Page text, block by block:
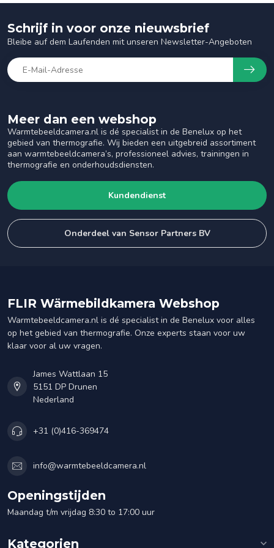
Meer dan een webshop
Warmtebeeldcamera.nl is dé specialist in de Benelux op het
gebied van thermografie. Wij bieden een uitgebreid assortiment
aan warmtebeeldcamera’s, professioneel advies, trainingen in
thermografie en onderhoudsdiensten.
Kundendienst
Onderdeel van Sensor Partners BV
Schrijf in voor onze nieuwsbrief
Bleibe auf dem Laufenden mit unseren Newsletter-Angeboten
FLIR Wärmebildkamera Webshop
Warmtebeeldcamera.nl is dé specialist in de Benelux voor alles
op het gebied van thermografie. Onze experts staan voor uw
klaar voor al uw vragen.
James Wattlaan 15
5151 DP Drunen
Nederland
+31 (0)416-369474
info@warmtebeeldcamera.nl
Openingstijden
Maandag t/m vrijdag 8:30 to 17:00 uur
Kategorien